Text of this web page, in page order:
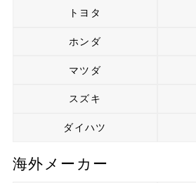
トヨタ
ホンダ
マツダ
スズキ
ダイハツ
海外メーカー